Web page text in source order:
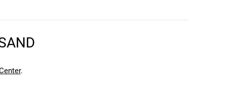
kann. Einen Fehler gefunden?
.